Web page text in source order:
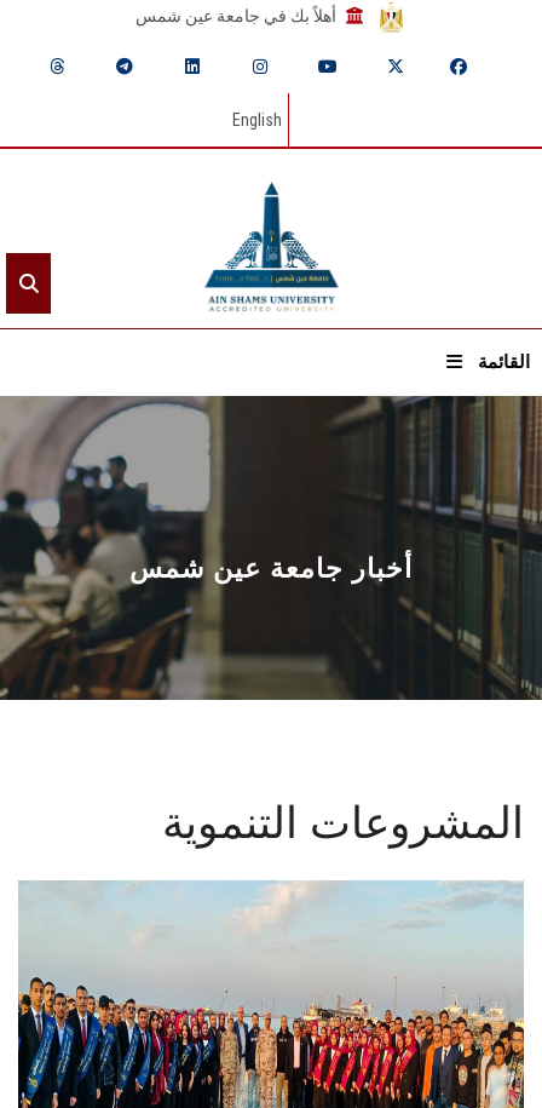
أهلاً بك في جامعة عين شمس
English
القائمة
الرئيسيـة
عن الجامعة
القطاعـات
الشئون الأكاديمية
البحث العلمي
تواصل معنا
الطلاب
أخبار جامعة عين شمس
المشروعات التنموية